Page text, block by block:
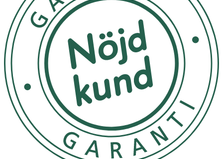
Butyrospermum Parkii Butter/Shea Butter Prunus
Armeniaca Kernel Oil/Apricot Kernel Oil CI 42090/Blue 1
Glycine Soja Oil/Soybean Oil Zinc Gluconate Manganese
Gluconate Sodium Hyaluronate Phenoxyethanol
Magnesium Gluconate Tocopheryl Acetate Tocopherol
Ascorbyl Glucoside Copper Gluconate Citric Acid
Trisodium Ethylenediamine Disuccinate Biosaccharide
Gum-1 Panthenol Menthoxypropanediol
Parfum/Fragrance.